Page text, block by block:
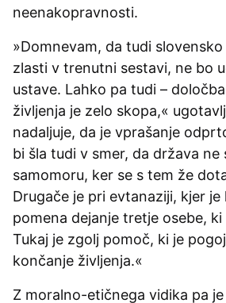
neenakopravnosti.
»Domnevam, da tudi
zlasti v trenutni sestavi, ne bo
ustave. Lahko pa tudi –
življenja je zelo skopa,«
nadaljuje, da je vprašanje
bi šla tudi v smer, da država
samomoru, ker se s tem že
Drugače je pri evtanaziji, kjer je
pomena dejanje tretje osebe,
Tukaj je zgolj pomoč, ki je
končanje življenja.«
Z moralno-etičnega vidika pa